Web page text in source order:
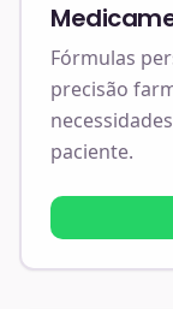
Fórmulas
precisão
paciente.